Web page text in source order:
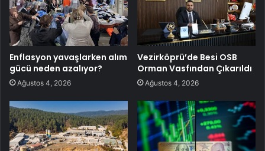
Enflasyon yavaşlarken alım
gücü neden azalıyor?
Ağustos 4, 2026
Vezirköprü’de Besi OSB
Orman Vasfından Çıkarıldı
Ağustos 4, 2026